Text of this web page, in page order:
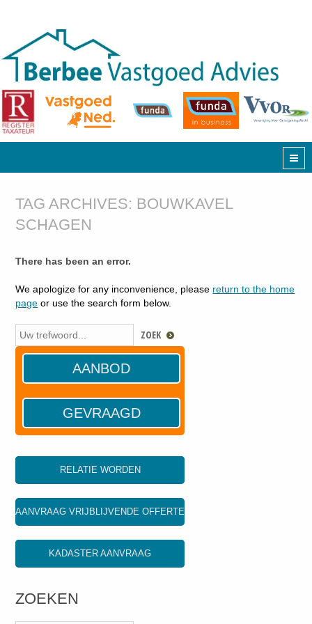
TAG ARCHIVES: BOUWKAVEL
SCHAGEN
There has been an error.
We apologize for any inconvenience, please return to the home
page or use the search form below.
AANBOD
GEVRAAGD
RELATIE WORDEN
AANVRAAG VRIJBLIJVENDE OFFERTE
KADASTER AANVRAAG
ZOEKEN